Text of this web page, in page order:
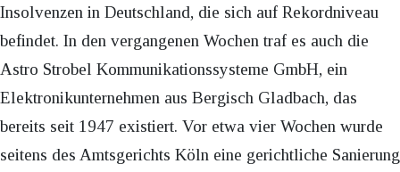
Insolvenzen in Deutschland, die sich auf Rekordniveau
befindet. In den vergangenen Wochen traf es auch die
Astro Strobel Kommunikationssysteme GmbH, ein
Elektronikunternehmen aus Bergisch Gladbach, das
bereits seit 1947 existiert. Vor etwa vier Wochen wurde
seitens des Amtsgerichts Köln eine gerichtliche Sanierung